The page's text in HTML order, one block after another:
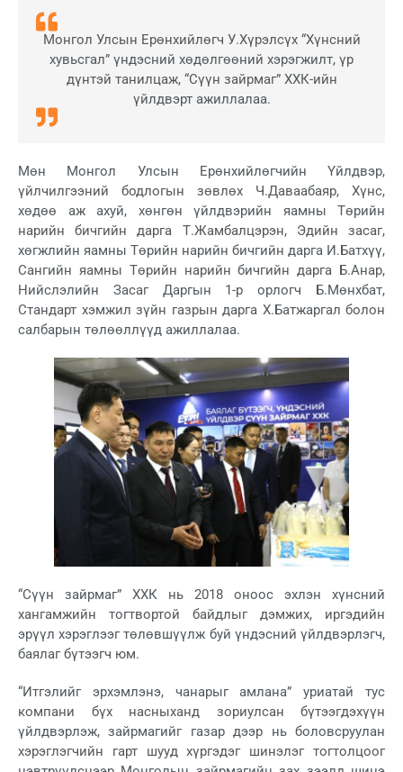
Монгол Улсын Ерөнхийлөгч У.Хүрэлсүх “Хүнсний
хувьсгал” үндэсний хөдөлгөөний хэрэгжилт, үр
дүнтэй танилцаж, “Сүүн зайрмаг” ХХК-ийн
үйлдвэрт ажиллалаа.
Мөн Монгол Улсын Ерөнхийлөгчийн Үйлдвэр,
үйлчилгээний бодлогын зөвлөх Ч.Даваабаяр, Хүнс,
хөдөө аж ахуй, хөнгөн үйлдвэрийн яамны Төрийн
нарийн бичгийн дарга Т.Жамбалцэрэн, Эдийн засаг,
хөгжлийн яамны Төрийн нарийн бичгийн дарга И.Батхүү,
Сангийн яамны Төрийн нарийн бичгийн дарга Б.Анар,
Нийслэлийн Засаг Даргын 1-р орлогч Б.Мөнхбат,
Стандарт хэмжил зүйн газрын дарга Х.Батжаргал болон
салбарын төлөөллүүд ажиллалаа.
“Сүүн зайрмаг” ХХК нь 2018 оноос эхлэн хүнсний
хангамжийн тогтвортой байдлыг дэмжих, иргэдийн
эрүүл хэрэглээг төлөвшүүлж буй үндэсний үйлдвэрлэгч,
баялаг бүтээгч юм.
“Итгэлийг эрхэмлэнэ, чанарыг амлана” уриатай тус
компани бүх насныханд зориулсан бүтээгдэхүүн
үйлдвэрлэж, зайрмагийг газар дээр нь боловсруулан
хэрэглэгчийн гарт шууд хүргэдэг шинэлэг тогтолцоог